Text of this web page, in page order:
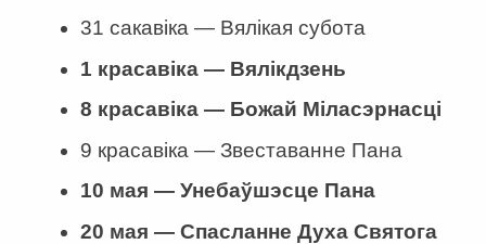
31 сакавіка — Вялікая субота
1 красавіка — Вялікдзень
8 красавіка — Божай Міласэрнасці
9 красавіка — Звеставанне Пана
10 мая — Унебаўшэсце Пана
20 мая — Спасланне Духа Святога